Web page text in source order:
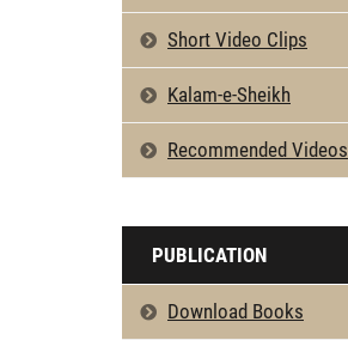
Short Video Clips
Kalam-e-Sheikh
Recommended Videos
PUBLICATION
Download Books